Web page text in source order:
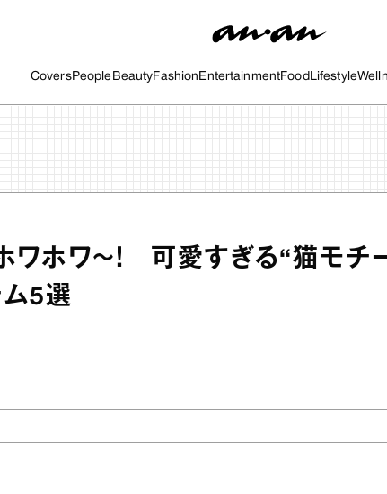
CoversPeople BeautyFashion EntertainmentFood Lifestyle
ワホワ～！ 可愛すぎる“猫モチ
ム5選